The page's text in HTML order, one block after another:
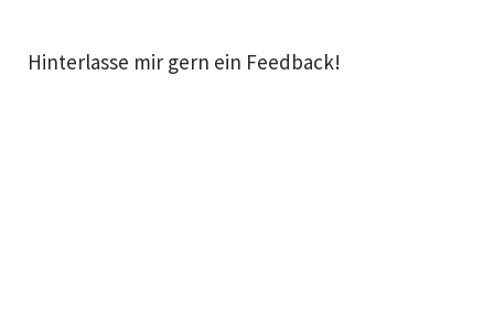
Hinterlasse mir gern ein Feedback!